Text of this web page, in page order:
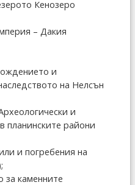
Кенозеро
– Дакия
и
на Нелсън
и
планинските райони
и погребения на
за каменните